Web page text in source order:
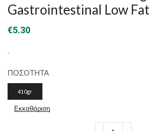
Gastrointestinal Low Fat
€5.30
.
ΠΟΣΟΤΗΤΑ
410gr
Εκκαθάριση